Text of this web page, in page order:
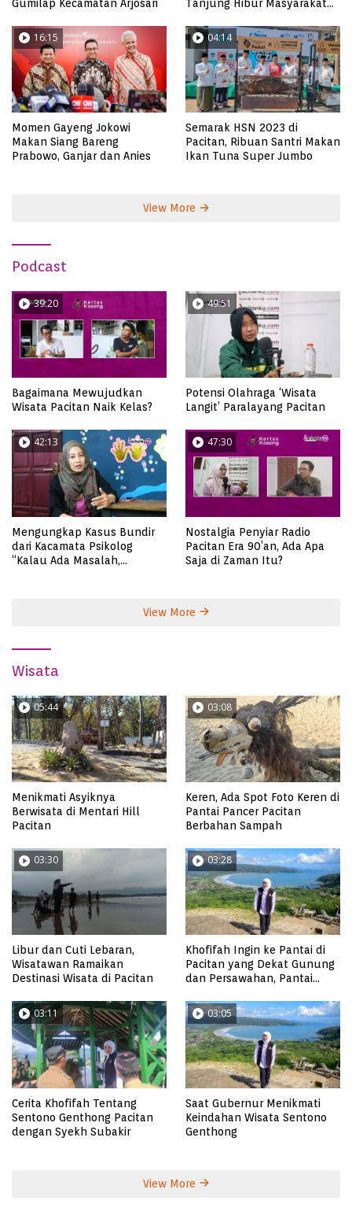
Gumilap Kecamatan Arjosari
Tanjung Hibur Masyarakat
16:15
Momen Gayeng Jokowi
Makan Siang Bareng
Prabowo, Ganjar dan Anies
04:14
Semarak HSN 2023 di
Pacitan, Ribuan Santri Makan
Ikan Tuna Super Jumbo
View More
Podcast
39:20
Bagaimana Mewujudkan
Wisata Pacitan Naik Kelas?
49:51
Potensi Olahraga ‘Wisata
Langit’ Paralayang Pacitan
42:13
Mengungkap Kasus Bundir
dari Kacamata Psikolog
“Kalau Ada Masalah,
47:30
Nostalgia Penyiar Radio
Pacitan Era 90’an, Ada Apa
Saja di Zaman Itu?
View More
Wisata
05:44
Menikmati Asyiknya
Berwisata di Mentari Hill
Pacitan
03:08
Keren, Ada Spot Foto Keren di
Pantai Pancer Pacitan
Berbahan Sampah
03:30
Libur dan Cuti Lebaran,
Wisatawan Ramaikan
Destinasi Wisata di Pacitan
03:28
Khofifah Ingin ke Pantai di
Pacitan yang Dekat Gunung
dan Persawahan, Pantai
03:11
Cerita Khofifah Tentang
Sentono Genthong Pacitan
dengan Syekh Subakir
03:05
Saat Gubernur Menikmati
Keindahan Wisata Sentono
Genthong
View More